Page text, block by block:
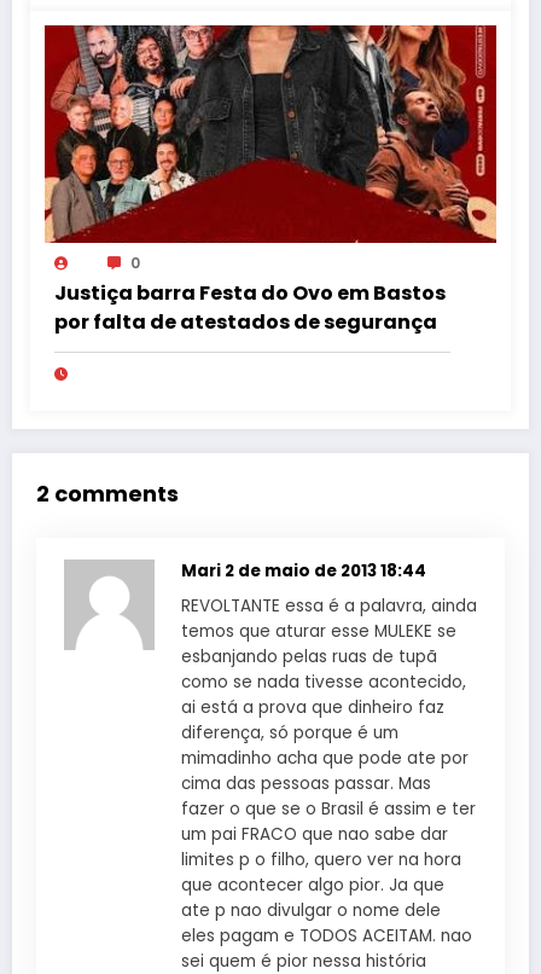
0
Justiça barra Festa do Ovo em Bastos
por falta de atestados de segurança
2 comments
Mari 2 de maio de 2013 18:44
REVOLTANTE essa é a palavra, ainda
temos que aturar esse MULEKE se
esbanjando pelas ruas de tupã
como se nada tivesse acontecido,
ai está a prova que dinheiro faz
diferença, só porque é um
mimadinho acha que pode ate por
cima das pessoas passar. Mas
fazer o que se o Brasil é assim e ter
um pai FRACO que nao sabe dar
limites p o filho, quero ver na hora
que acontecer algo pior. Ja que
ate p nao divulgar o nome dele
eles pagam e TODOS ACEITAM. nao
sei quem é pior nessa história